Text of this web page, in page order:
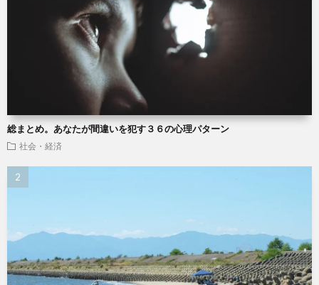
総まとめ。あなたが間違いを犯す３６の心理パターン
社会・経済